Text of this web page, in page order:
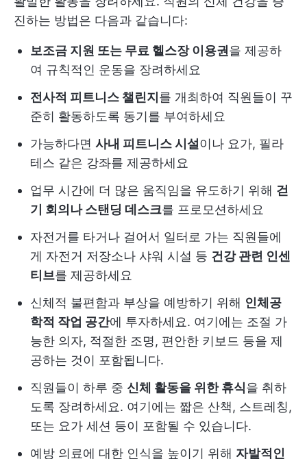
진하는 방법은 다음과 같습니다:
보조금 지원 또는 무료 헬스장 이용권을 제공하
여 규칙적인 운동을 장려하세요
전사적 피트니스 챌린지를 개최하여 직원들이 꾸
준히 활동하도록 동기를 부여하세요
가능하다면 사내 피트니스 시설이나 요가, 필라
테스 같은 강좌를 제공하세요
업무 시간에 더 많은 움직임을 유도하기 위해 걷
기 회의나 스탠딩 데스크를 프로모션하세요
자전거를 타거나 걸어서 일터로 가는 직원들에
게 자전거 저장소나 샤워 시설 등 건강 관련 인센
티브를 제공하세요
신체적 불편함과 부상을 예방하기 위해 인체공
학적 작업 공간에 투자하세요. 여기에는 조절 가
능한 의자, 적절한 조명, 편안한 키보드 등을 제
공하는 것이 포함됩니다.
직원들이 하루 중 신체 활동을 위한 휴식을 취하
도록 장려하세요. 여기에는 짧은 산책, 스트레칭,
또는 요가 세션 등이 포함될 수 있습니다.
예방 의료에 대한 인식을 높이기 위해 자발적인